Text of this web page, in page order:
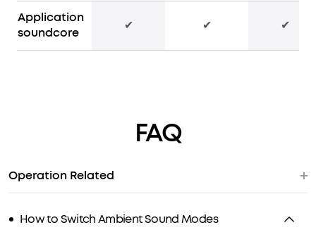
Application
soundcore
✔ ✔ ✔
FAQ
Operation Related
How to Switch Ambient Sound Modes